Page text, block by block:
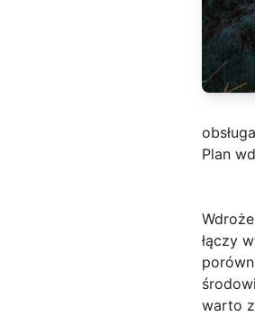
Plan
łączy
warto